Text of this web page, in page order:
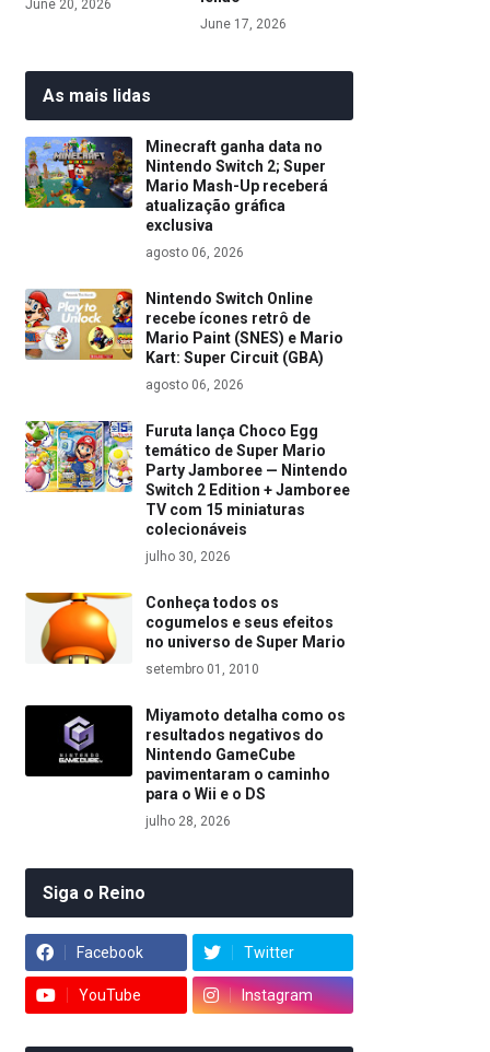
June 20, 2026
June 17, 2026
As mais lidas
Minecraft ganha data no
Nintendo Switch 2; Super
Mario Mash-Up receberá
atualização gráfica
exclusiva
agosto 06, 2026
Nintendo Switch Online
recebe ícones retrô de
Mario Paint (SNES) e Mario
Kart: Super Circuit (GBA)
agosto 06, 2026
Furuta lança Choco Egg
temático de Super Mario
Party Jamboree — Nintendo
Switch 2 Edition + Jamboree
TV com 15 miniaturas
colecionáveis
julho 30, 2026
Conheça todos os
cogumelos e seus efeitos
no universo de Super Mario
setembro 01, 2010
Miyamoto detalha como os
resultados negativos do
Nintendo GameCube
pavimentaram o caminho
para o Wii e o DS
julho 28, 2026
Siga o Reino
Facebook Twitter
YouTube Instagram